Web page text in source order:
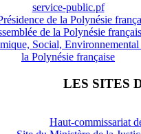
service-public.pf
de la Polynésie
de la Polynésie
Social,
la Polynésie française
LES SITES
Haut-commissariat